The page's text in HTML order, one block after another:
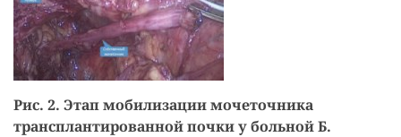
Рис. 2. Этап мобилизации мочеточника
трансплантированной почки у больной Б.